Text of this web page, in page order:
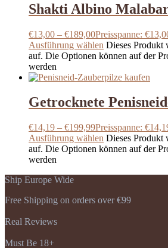
Shakti Albino
€13,00 – €189,00Preisspanne:
Ausführung wählen Dieses Produkt
auf. Die Optionen können auf der
werden
Getrocknete
€14,19 – €199,99Preisspanne:
Ausführung wählen Dieses Produkt
auf. Die Optionen können auf der
werden
Ship Europe Wide
Free Shipping on orders over €99
Real Reviews
Must Be 18+